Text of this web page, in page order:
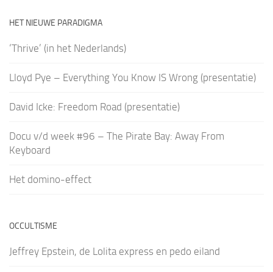
HET NIEUWE PARADIGMA
‘Thrive’ (in het Nederlands)
Lloyd Pye – Everything You Know IS Wrong (presentatie)
David Icke: Freedom Road (presentatie)
Docu v/d week #96 – The Pirate Bay: Away From
Keyboard
Het domino-effect
OCCULTISME
Jeffrey Epstein, de Lolita express en pedo eiland